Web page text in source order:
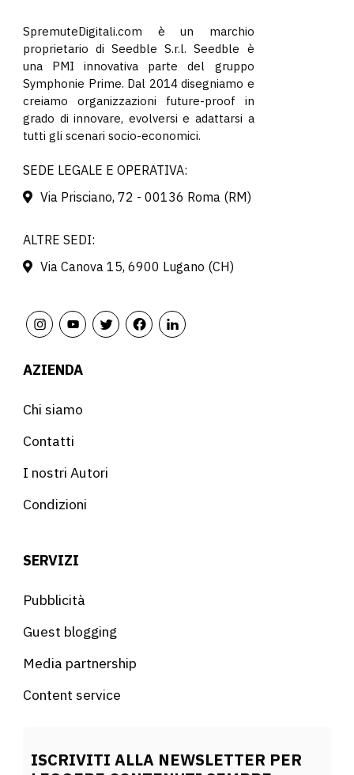
SpremuteDigitali.com è un marchio
proprietario di Seedble S.r.l. Seedble è
una PMI innovativa parte del gruppo
Symphonie Prime. Dal 2014 disegniamo e
creiamo organizzazioni future-proof in
grado di innovare, evolversi e adattarsi a
tutti gli scenari socio-economici.
SEDE LEGALE E OPERATIVA:
Via Prisciano, 72 - 00136 Roma (RM)
ALTRE SEDI:
Via Canova 15, 6900 Lugano (CH)
AZIENDA
Chi siamo
Contatti
I nostri Autori
Condizioni
SERVIZI
Pubblicità
Guest blogging
Media partnership
Content service
ISCRIVITI ALLA NEWSLETTER PER